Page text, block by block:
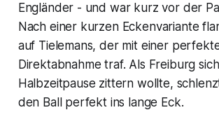
Engländer - und war kurz vor der
Nach einer kurzen Eckenvariante
auf Tielemans, der mit einer
Direktabnahme traf. Als Freiburg
Halbzeitpause zittern wollte,
den Ball perfekt ins lange Eck.